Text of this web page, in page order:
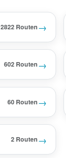
2822 Routen→
602 Routen→
60 Routen→
2 Routen→